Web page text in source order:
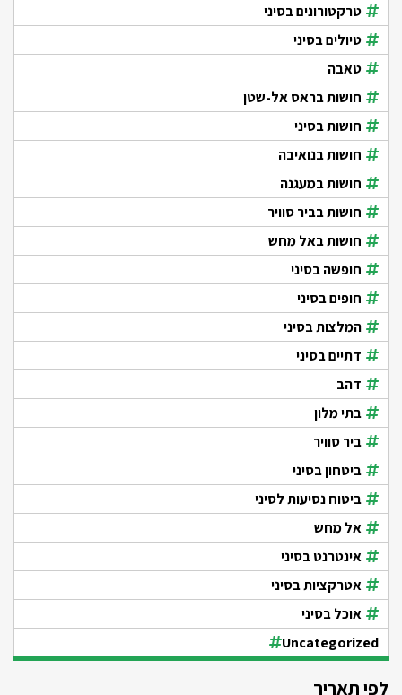
טרקטורונים בסיני
טיולים בסיני
טאבה
חושות בראס אל-שטן
חושות בסיני
חושות בנואיבה
חושות במעגנה
חושות בביר סוויר
חושות באל מחש
חופשה בסיני
חופים בסיני
המלצות בסיני
דתיים בסיני
דהב
בתי מלון
ביר סוויר
ביטחון בסיני
ביטוח נסיעות לסיני
אל מחש
אינטרנט בסיני
אטרקציות בסיני
אוכל בסיני
Uncategorized
לפי תאריך